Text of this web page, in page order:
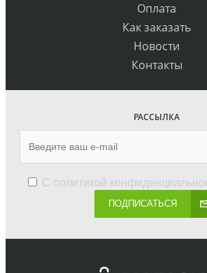
Оплата
Как заказать
Новости
Контакты
РАССЫЛКА
С политикой
ПОДПИСАТЬСЯ